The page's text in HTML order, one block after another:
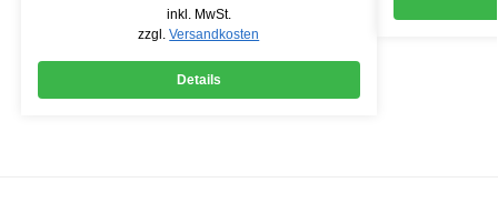
inkl. MwSt.
zzgl.Versandkosten
Details